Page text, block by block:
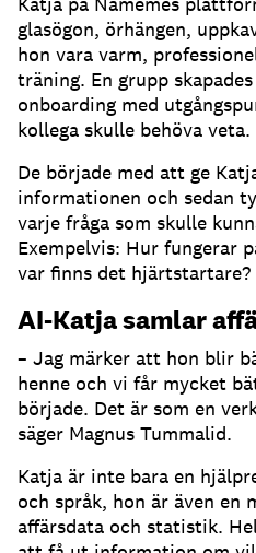
glasögon, örhängen,
hon vara varm,
träning. En grupp
onboarding med
kollega skulle behöva veta.
De började med att ge
informationen och sedan
varje fråga som skulle
Exempelvis: Hur fungerar
var finns det hjärtstartare?
AI-Katja samlar
– Jag märker att hon blir
henne och vi får mycket
började. Det är som en
säger Magnus Tummalid.
Katja är inte bara en
och språk, hon är även en
affärsdata och statistik.